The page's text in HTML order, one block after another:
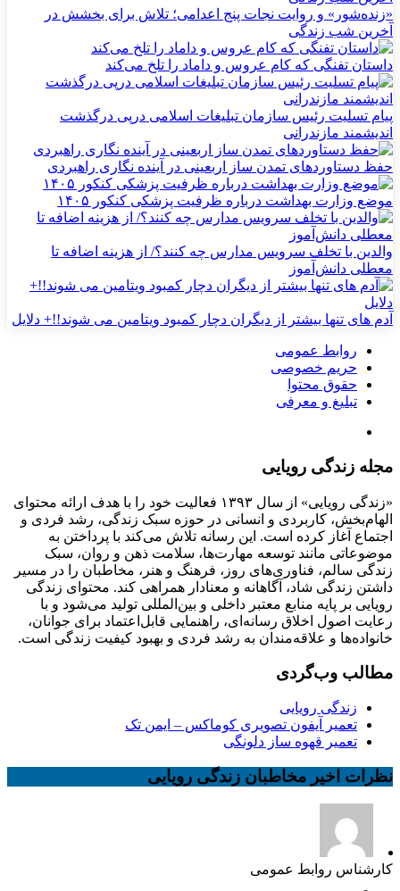
«زنده‌شور» و روایت نجات پنج اعدامی؛ تلاش برای بخشش در
آخرین شب زندگی
داستان تفنگی که کام عروس و داماد را تلخ می‌کند
پیام تسلیت رئیس سازمان تبلیغات اسلامی درپی درگذشت
اندیشمند مازندرانی
حفظ دستاوردهای تمدن ساز اربعینی در آینده نگاری راهبردی
موضع وزارت بهداشت درباره ظرفیت پزشکی کنکور ۱۴۰۵
والدین با تخلف سرویس مدارس چه کنند؟/ از هزینه اضافه تا
معطلی دانش‌آموز
آدم های تنها بیشتر از دیگران دچار کمبود ویتامین می شوند!!+ دلایل
روابط عمومی
حریم خصوصی
حقوق محتوا
تبلیغ و معرفی
مجله زندگی رویایی
«زندگی رویایی» از سال ۱۳۹۳ فعالیت خود را با هدف ارائه محتوای
الهام‌بخش، کاربردی و انسانی در حوزه سبک زندگی، رشد فردی و
اجتماع آغاز کرده است. این رسانه تلاش می‌کند با پرداختن به
موضوعاتی مانند توسعه مهارت‌ها، سلامت ذهن و روان، سبک
زندگی سالم، فناوری‌های روز، فرهنگ و هنر، مخاطبان را در مسیر
داشتن زندگی شاد، آگاهانه و معنادار همراهی کند. محتوای زندگی
رویایی بر پایه منابع معتبر داخلی و بین‌المللی تولید می‌شود و با
رعایت اصول اخلاق رسانه‌ای، راهنمایی قابل‌اعتماد برای جوانان،
خانواده‌ها و علاقه‌مندان به رشد فردی و بهبود کیفیت زندگی است.
مطالب وب‌گردی
زندگی رویایی
تعمیر آیفون تصویری کوماکس – ایمن تک
تعمیر قهوه ساز دلونگی
نظرات اخیر مخاطبان زندگی رویایی
کارشناس روابط عمومی